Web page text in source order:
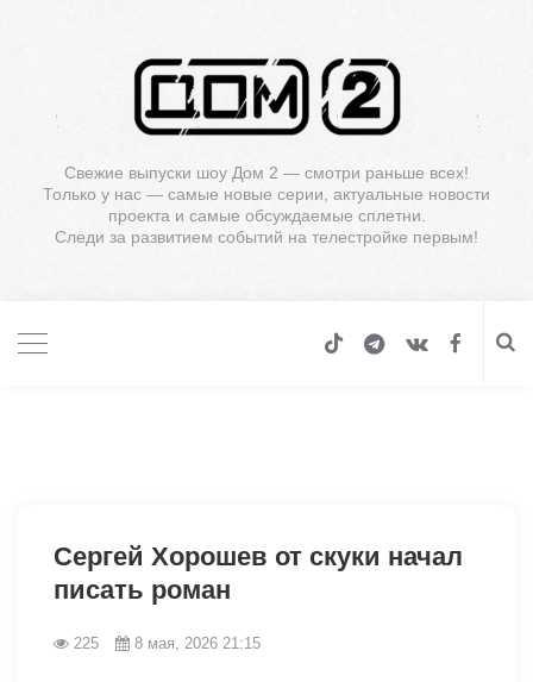
Свежие выпуски шоу Дом 2 — смотри раньше всех!
Только у нас — самые новые серии, актуальные новости
проекта и самые обсуждаемые сплетни.
Следи за развитием событий на телестройке первым!
Сергей Хорошев от скуки начал
писать роман
225 8 мая, 2026 21:15